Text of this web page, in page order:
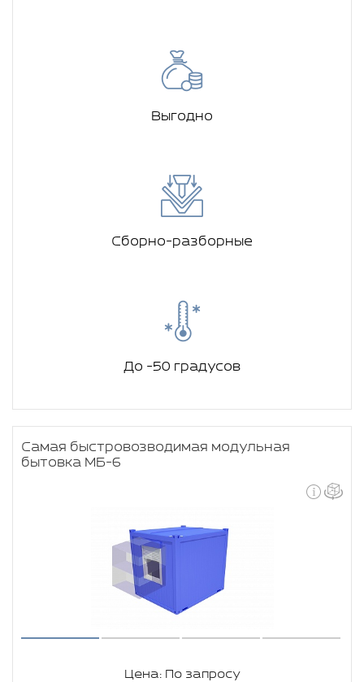
Выгодно
Сборно-разборные
До -50 градусов
Самая быстровозводимая модульная
бытовка МБ-6
Цена: По запросу